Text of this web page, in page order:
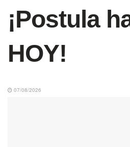
¡Postula
HOY!
07/08/2026